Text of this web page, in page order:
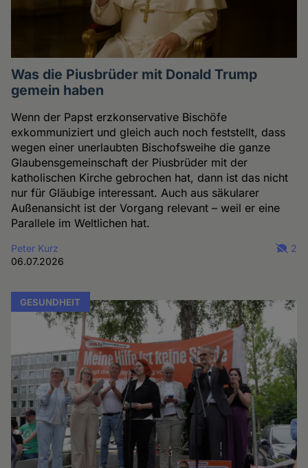
Was die Piusbrüder mit Donald Trump
gemein haben
Wenn der Papst erzkonservative Bischöfe
exkommuniziert und gleich auch noch feststellt, dass
wegen einer unerlaubten Bischofsweihe die ganze
Glaubensgemeinschaft der Piusbrüder mit der
katholischen Kirche gebrochen hat, dann ist das nicht
nur für Gläubige interessant. Auch aus säkularer
Außenansicht ist der Vorgang relevant – weil er eine
Parallele im Weltlichen hat.
Peter Kurz
06.07.2026
2
GESUNDHEIT